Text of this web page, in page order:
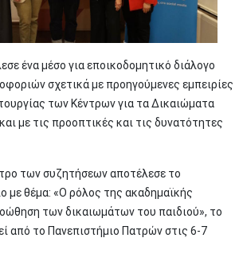
ένα μέσο για εποικοδομητικό διάλογο
σχετικά με προηγούμενες εμπειρίες
των Κέντρων για τα Δικαιώματα
με τις προοπτικές και τις δυνατότητες
των συζητήσεων αποτέλεσε το
με θέμα: «Ο ρόλος της ακαδημαϊκής
των δικαιωμάτων του παιδιού», το
από το Πανεπιστήμιο Πατρών στις 6-7